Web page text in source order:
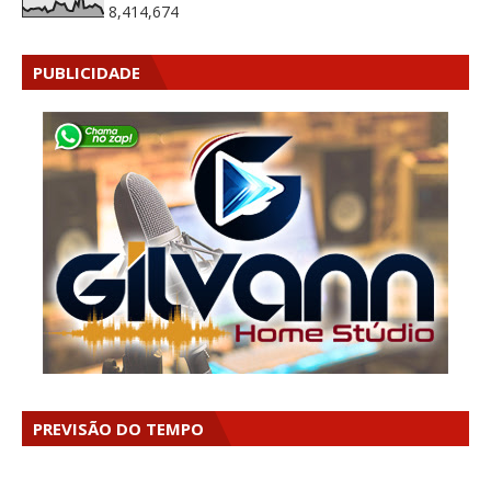
8,414,674
PUBLICIDADE
PREVISÃO DO TEMPO